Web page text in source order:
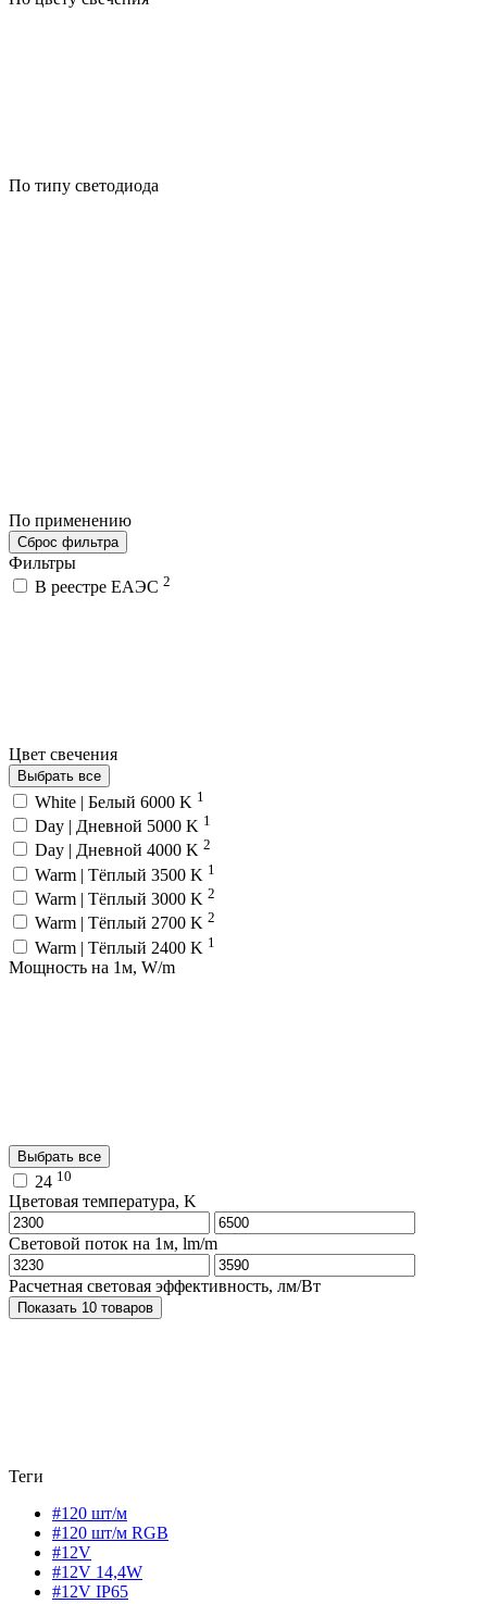
По типу светодиода
По применению
Сброс фильтра
Фильтры
В реестре ЕАЭС 2
Цвет свечения
Выбрать все
White | Белый 6000 K 1
Day | Дневной 5000 K 1
Day | Дневной 4000 K 2
Warm | Тёплый 3500 K 1
Warm | Тёплый 3000 K 2
Warm | Тёплый 2700 K 2
Warm | Тёплый 2400 K 1
Мощность на 1м, W/m
Выбрать все
24 10
Цветовая температура, K
Световой поток на 1м, lm/m
Расчетная световая эффективность, лм/Вт
Показать 10 товаров
Теги
#120 шт/м
#120 шт/м RGB
#12V
#12V 14,4W
#12V IP65